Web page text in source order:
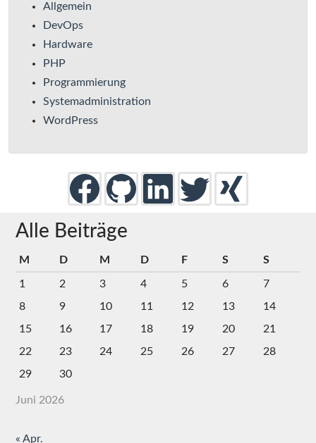
Allgemein
DevOps
Hardware
PHP
Programmierung
Systemadministration
WordPress
Alle Beiträge
Juni 2026
M D M D F S S
1 2 3 4 5 6
7
8
9 10 11 12 13
14
15
16 17 18 19 20
21
22
23 24 25 26 27
28
29
30
« Apr.